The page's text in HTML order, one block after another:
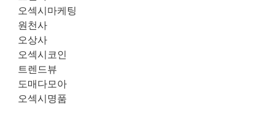
오섹시마케팅
원천사
오상사
오섹시코인
트렌드뷰
도매다모아
오섹시명품